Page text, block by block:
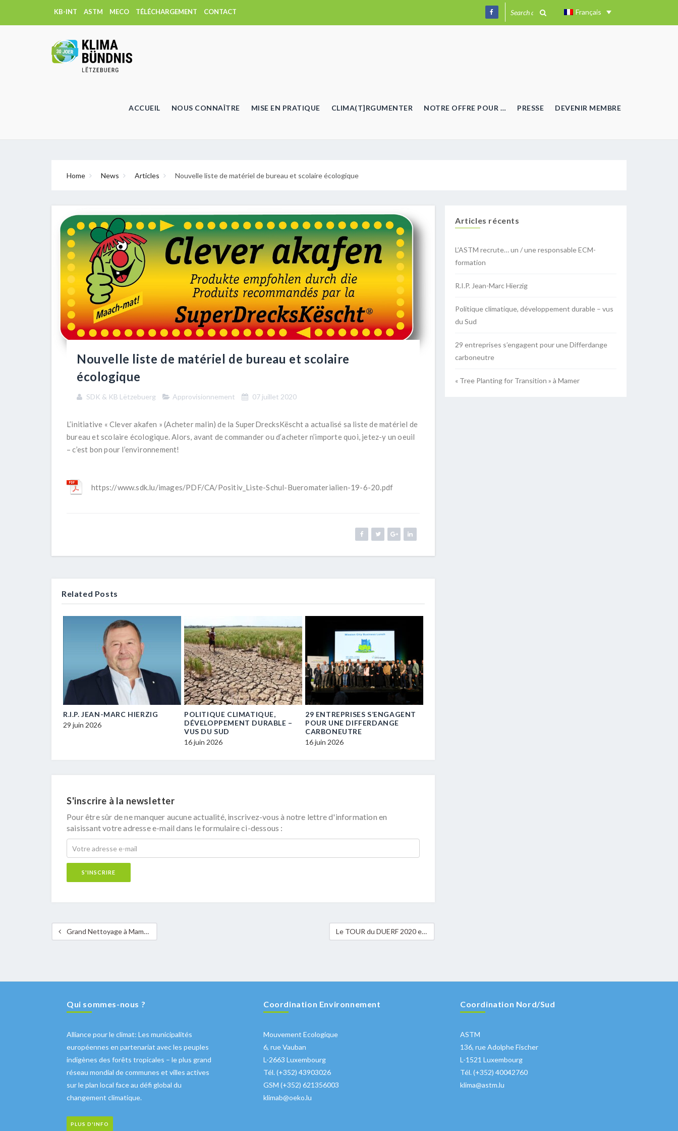
KB-INT ASTM MECO TÉLÉCHARGEMENT CONTACT Français
ACCUEIL NOUS CONNAÎTRE MISE EN PRATIQUE CLIMA(T]RGUMENTER NOTRE OFFRE POUR … PRESSE DEVENIR MEMBRE
Home News Articles Nouvelle liste de matériel de bureau et scolaire écologique
Nouvelle liste de matériel de bureau et scolaire
écologique
SDK & KB Lëtzebuerg Approvisionnement 07 juillet 2020
L’initiative « Clever akafen » (Acheter malin) de la SuperDrecksKëscht a actualisé sa liste de matériel de
bureau et scolaire écologique. Alors, avant de commander ou d’acheter n’importe quoi, jetez-y un oeuil
– c’est bon pour l’environnement!
https://www.sdk.lu/images/PDF/CA/Positiv_Liste-Schul-Bueromaterialien-19-6-20.pdf
Related Posts
R.I.P. JEAN-MARC HIERZIG
29 juin 2026
POLITIQUE CLIMATIQUE,
DÉVELOPPEMENT DURABLE –
VUS DU SUD
16 juin 2026
29 ENTREPRISES S’ENGAGENT
POUR UNE DIFFERDANGE
CARBONEUTRE
16 juin 2026
S'inscrire à la newsletter
Pour être sûr de ne manquer aucune actualité, inscrivez-vous à notre lettre d'information en
saisissant votre adresse e-mail dans le formulaire ci-dessous :
Grand Nettoyage à Mamer: une demie tonne ramassée en une demie journée Le TOUR du DUERF 2020 est parti – 75 communes et régions participent!
Articles récents
L’ASTM recrute… un / une responsable ECM-
formation
R.I.P. Jean-Marc Hierzig
Politique climatique, développement durable – vus
du Sud
29 entreprises s’engagent pour une Differdange
carboneutre
« Tree Planting for Transition » à Mamer
Qui sommes-nous ?
Alliance pour le climat: Les municipalités
européennes en partenariat avec les peuples
indigènes des forêts tropicales – le plus grand
réseau mondial de communes et villes actives
sur le plan local face au défi global du
changement climatique.
PLUS D'INFO
Coordination Environnement
Mouvement Ecologique
6, rue Vauban
L-2663 Luxembourg
Tél. (+352) 43903026
GSM (+352) 621356003
klimab@oeko.lu
Coordination Nord/Sud
ASTM
136, rue Adolphe Fischer
L-1521 Luxembourg
Tél. (+352) 40042760
klima@astm.lu